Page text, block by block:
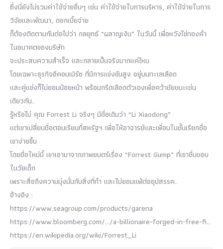
ซึ่งนี่ยังไม่รวมค่าใช้จ่ายอื่นๆ เช่น ค่าใช้จ่ายในการบริหาร, ค่าใช้จ่ายในการ
วิจัยและพัฒนา, ดอกเบี้ยจ่าย
ก็ต้องติดตามกันต่อไปว่า กลยุทธ์ “ผลาญเงิน” ในวันนี้ เพื่อหวังไข่ทองคำ
ในอนาคตของบริษัท
จะประสบความสำเร็จ และกลายเป็นจริงมากแค่ไหน
โดยเฉพาะธุรกิจอีคอมเมิร์ซ ที่มีการแข่งขันสูง อยู่บนทะเลเลือด
และคู่แข่งก็ไม่ยอมน้อยหน้า พร้อมกรีดเลือดตัวเองเพื่อคว้าชัยชนะเช่น
เดียวกัน..
รู้หรือไม่ คุณ Forrest Li จริงๆ มีชื่อเดิมว่า “Li Xiaodong”
แต่เขาเปลี่ยนชื่อตอนเรียนที่สหรัฐฯ เพื่อให้อาจารย์และเพื่อนในชั้นเรียกชื่อ
เขาง่ายขึ้น
โดยชื่อใหม่นี้ เขาเอามาจากภาพยนตร์เรื่อง “Forrest Gump” ที่เขาชื่นชอบ
ในวัยเด็ก
เพราะสื่อถึงความมุ่งมั่นกับสิ่งที่ทำ และไม่ยอมแพ้ต่ออุปสรรค..
อ้างอิง :
https://www.seagroup.com/products/garena
https://www.bloomberg.com/…/a-billionaire-forged-in-free-fi…
https://en.wikipedia.org/wiki/Forrest_Li